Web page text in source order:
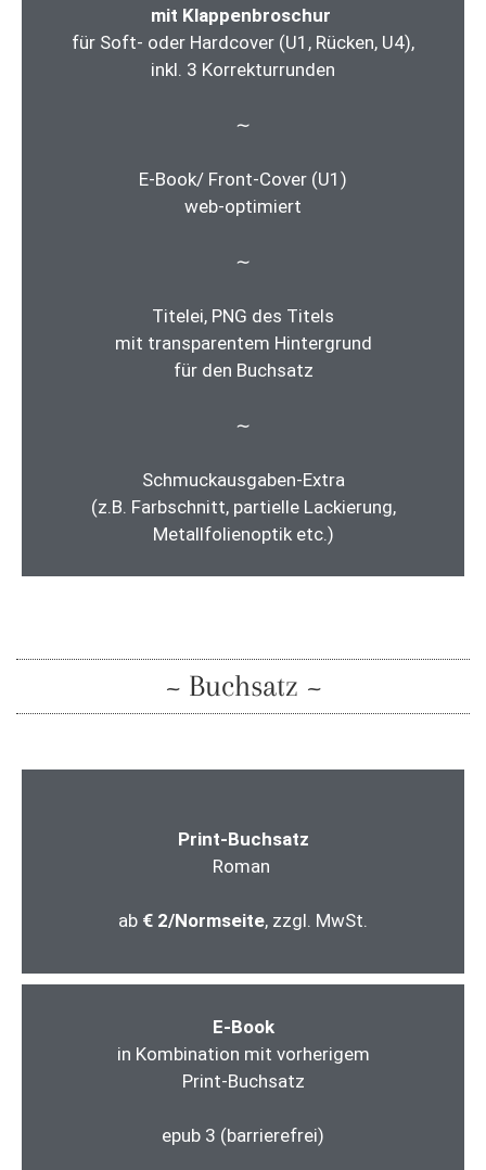
mit Klappenbroschur
für Soft- oder Hardcover (U1, Rücken, U4),
inkl. 3 Korrekturrunden
∼
E-Book/ Front-Cover (U1)
web-optimiert
∼
Titelei, PNG des Titels
mit transparentem Hintergrund
für den Buchsatz
∼
Schmuckausgaben-Extra
(z.B. Farbschnitt, partielle Lackierung,
Metallfolienoptik etc.)
~ Buchsatz ~
Print-Buchsatz
Roman
ab € 2/Normseite, zzgl. MwSt.
E-Book
in Kombination mit vorherigem
Print-Buchsatz
epub 3 (barrierefrei)